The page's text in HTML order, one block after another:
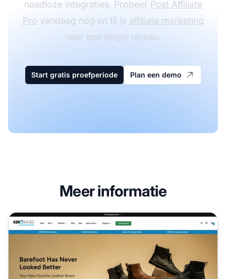
naadloze integraties. Probeer Post Affiliate
Pro vandaag nog en til je affiliate marketing
naar een hoger niveau.
Start gratis proefperiode Plan een demo
Meer informatie
Xero Shoes Affiliate Programma